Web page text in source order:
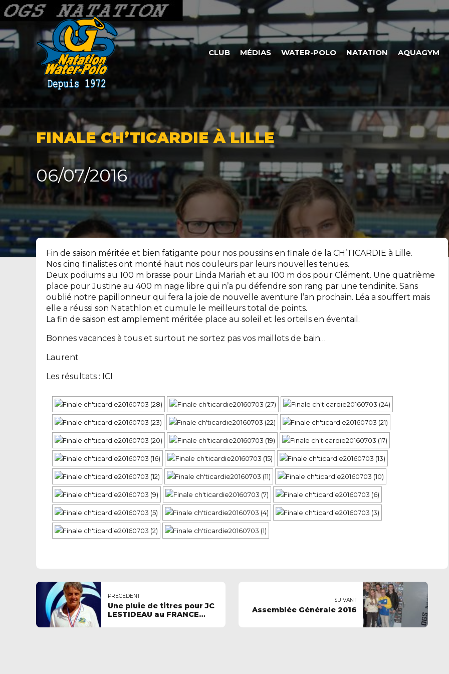
CLUB MÉDIAS WATER-POLO NATATION AQUAGYM
FINALE CH’TICARDIE À LILLE
06/07/2016
Fin de saison méritée et bien fatigante pour nos poussins en finale de la CH’TICARDIE à Lille.
Nos cinq finalistes ont monté haut nos couleurs par leurs nouvelles tenues.
Deux podiums au 100 m brasse pour Linda Mariah et au 100 m dos pour Clément. Une quatrième
place pour Justine au 400 m nage libre qui n’a pu défendre son rang par une tendinite. Sans
oublié notre papillonneur qui fera la joie de nouvelle aventure l’an prochain. Léa a souffert mais
elle a réussi son Natathlon et cumule le meilleurs total de points.
La fin de saison est amplement méritée place au soleil et les orteils en éventail.
Bonnes vacances à tous et surtout ne sortez pas vos maillots de bain…
Laurent
Les résultats : ICI
PRÉCÉDENT
Une pluie de titres pour JC
LESTIDEAU au FRANCE
SUIVANT
Assemblée Générale 2016
Panneau de gestion des cookies